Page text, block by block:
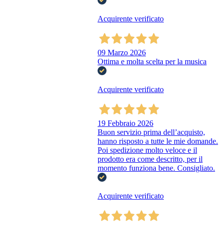
Acquirente verificato
09 Marzo 2026
Ottima e molta scelta per la musica
Acquirente verificato
19 Febbraio 2026
Buon servizio prima dell’acquisto,
hanno risposto a tutte le mie domande.
Poi spedizione molto veloce e il
prodotto era come descritto, per il
momento funziona bene. Consigliato.
Acquirente verificato